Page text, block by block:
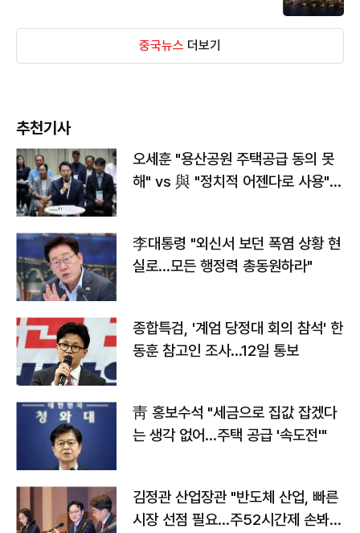
중국뉴스 더보기
추천기사
오세훈 "용산공원 주택공급 동의 못
해" vs 與 "정치적 어젠다로 사용"
李대통령 "외신서 보던 폭염 상황 현
실로…모든 행정력 총동원하라"
종합특검, '계엄 당정대 회의 참석' 한
동훈 참고인 조사...12일 통보
靑 홍보수석 "세금으로 집값 잡겠다
는 생각 없어…주택 공급 '속도전'"
김정관 산업장관 "반도체 산업, 빠른
시장 선점 필요…주52시간제 손봐